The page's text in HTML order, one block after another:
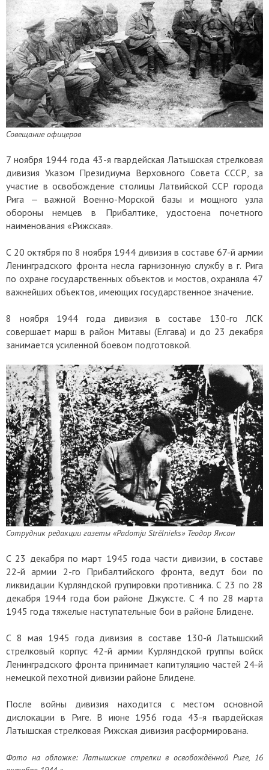
Совещание офицеров
7 ноября 1944 года 43-я гвардейская Латышская стрелковая
дивизия Указом Президиума Верховного Совета СССР, за
участие в освобождение столицы Латвийской ССР города
Рига — важной Военно-Морской базы и мощного узла
обороны немцев в Прибалтике, удостоена почетного
наименования «Рижская».
С 20 октября по 8 ноября 1944 дивизия в составе 67-й армии
Ленинградского фронта несла гарнизонную службу в г. Рига
по охране государственных объектов и мостов, охраняла 47
важнейших объектов, имеющих государственное значение.
8 ноября 1944 года дивизия в составе 130-го ЛСК
совершает марш в район Митавы (Елгава) и до 23 декабря
занимается усиленной боевом подготовкой.
Сотрудник редакции газеты «Padomju Strēlnieks» Теодор Янсон
С 23 декабря по март 1945 года части дивизии, в составе
22-й армии 2-го Прибалтийского фронта, ведут бои по
ликвидации Курляндской групировки противника. С 23 по 28
декабря 1944 года бои районе Джуксте. С 4 по 28 марта
1945 года тяжелые наступательные бои в районе Блидене.
С 8 мая 1945 года дивизия в составе 130-й Латышский
стрелковый корпус 42-й армии Курляндской группы войск
Ленинградского фронта принимает капитуляцию частей 24-й
немецкой пехотной дивизии районе Блидене.
После войны дивизия находится с местом основной
дислокации в Риге. В июне 1956 года 43-я гвардейская
Латышская стрелковая Рижская дивизия расформирована.
Фото на обложке:Латышские стрелки в освобождённой Риге, 16